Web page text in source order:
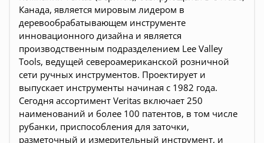
Канада, является мировым лидером в
деревообрабатывающем инструменте
инновационного дизайна и является
производственным подразделением Lee Valley
Tools, ведущей североамериканской розничной
сети ручных инструментов. Проектирует и
выпускает инструменты начиная с 1982 года.
Сегодня ассортимент Veritas включает 250
наименований и более 100 патентов, в том числе
рубанки, приспособления для заточки,
разметочный и измерительный инструмент, и